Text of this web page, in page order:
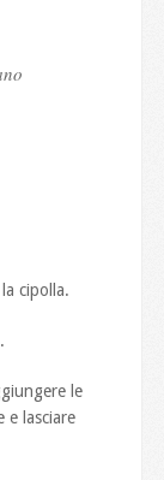
cipolla.
le
e lasciare